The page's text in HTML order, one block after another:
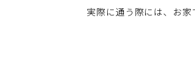
実際に通う際には、お